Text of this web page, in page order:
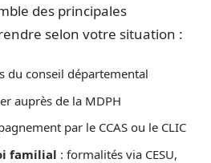
des principales
selon votre situation :
du conseil départemental
auprès de la MDPH
par le CCAS ou le CLIC
familial : formalités via CESU,